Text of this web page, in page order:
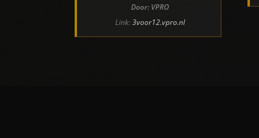
Door: VPRO
Link:3voor12.vpro.nl